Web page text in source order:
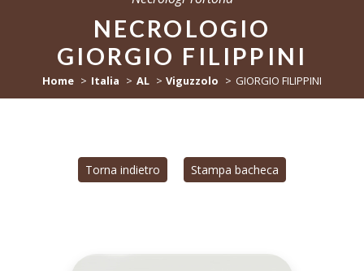
NECROLOGIO
GIORGIO FILIPPINI
Home Italia AL Viguzzolo GIORGIO FILIPPINI
Torna indietro Stampa bacheca